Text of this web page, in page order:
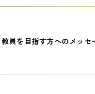
員を目指す方へのメッ